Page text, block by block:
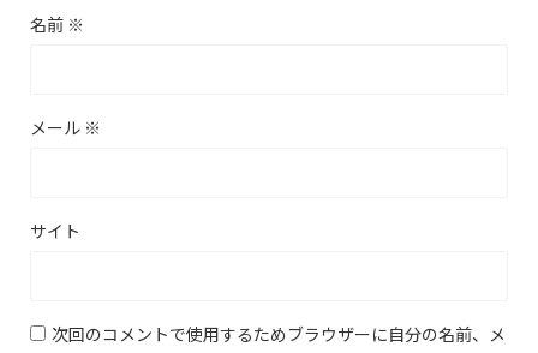
名前 ※
メール ※
サイト
次回のコメントで使用するためブラウザーに自分の名前、メ